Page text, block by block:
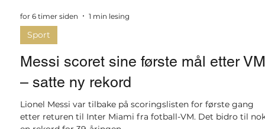
for 6 timer siden 1 min lesing
Sport